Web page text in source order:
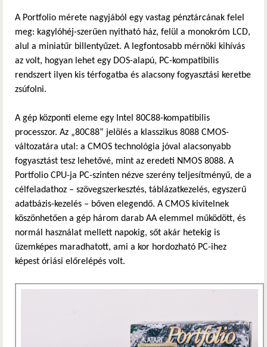
A Portfolio mérete nagyjából egy vastag pénztárcának felel
meg: kagylóhéj-szerűen nyitható ház, felül a monokróm LCD,
alul a miniatűr billentyűzet. A legfontosabb mérnöki kihívás
az volt, hogyan lehet egy DOS-alapú, PC-kompatibilis
rendszert ilyen kis térfogatba és alacsony fogyasztási keretbe
zsúfolni.
A gép központi eleme egy Intel 80C88-kompatibilis
processzor. Az „80C88” jelölés a klasszikus 8088 CMOS-
változatára utal: a CMOS technológia jóval alacsonyabb
fogyasztást tesz lehetővé, mint az eredeti NMOS 8088. A
Portfolio CPU-ja PC-szinten nézve szerény teljesítményű, de a
célfeladathoz – szövegszerkesztés, táblázatkezelés, egyszerű
adatbázis-kezelés – bőven elegendő. A CMOS kivitelnek
köszönhetően a gép három darab AA elemmel működött, és
normál használat mellett napokig, sőt akár hetekig is
üzemképes maradhatott, ami a kor hordozható PC-ihez
képest óriási előrelépés volt.